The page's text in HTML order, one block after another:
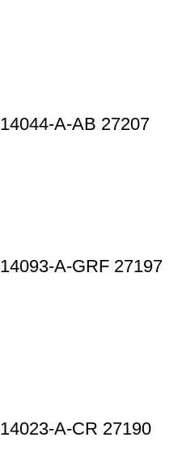
A-AB 27207
A-GRF 27197
A-CR 27190